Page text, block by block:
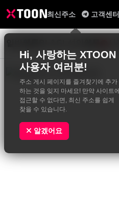
최신주소
Hi, 사랑하는 XTOON
사용자 여러분!
주소 게시 페이지를 즐겨찾기에 추가
하는 것을 잊지 마세요! 만약 사이트에
접근할 수 없다면, 최신 주소를 쉽게
찾을 수 있습니다.
알겠어요
고객센터